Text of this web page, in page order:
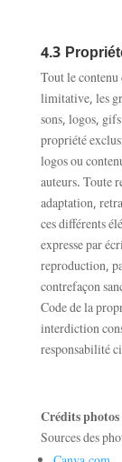
4.3
Tout le
limitative, les
sons, logos,
propriété
logos ou
auteurs. Toute
adaptation,
ces différents
expresse par
reproduction,
contrefaçon
Code de la
interdiction
responsabilité
Crédits photos
Sources des